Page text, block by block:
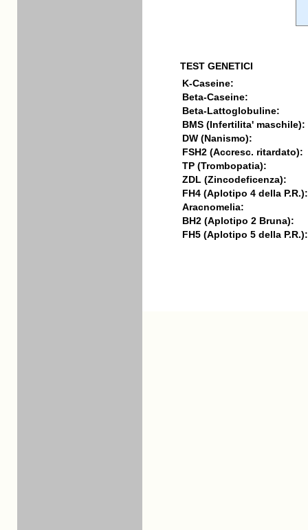
TEST GENETICI
K-Caseine:
Beta-Caseine:
Beta-Lattoglobuline:
BMS (Infertilita' maschile):
DW (Nanismo):
FSH2 (Accresc. ritardato):
TP (Trombopatia):
ZDL (Zincodeficenza):
FH4 (Aplotipo 4 della P.R.):
Aracnomelia:
BH2 (Aplotipo 2 Bruna):
FH5 (Aplotipo 5 della P.R.):